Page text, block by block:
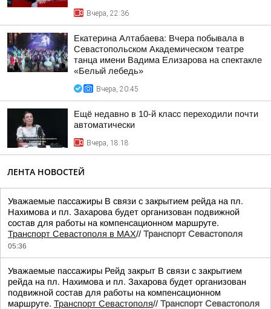
Вчера, 22:36
Екатерина Алтабаева: Вчера побывала в
Севастопольском Академическом театре
танца имени Вадима Елизарова на спектакле
«Белый лебедь»
Вчера, 20:45
Ещё недавно в 10-й класс переходили почти
автоматически
Вчера, 18:18
ЛЕНТА НОВОСТЕЙ
Уважаемые пассажиры В связи с закрытием рейда на пл.
Нахимова и пл. Захарова будет организован подвижной
состав для работы на компенсационном маршруте.
Транспорт Севастополя в MAX// Транспорт Севастополя
05:36
Уважаемые пассажиры Рейд закрыт В связи с закрытием
рейда на пл. Нахимова и пл. Захарова будет организован
подвижной состав для работы на компенсационном
маршруте. Транспорт Севастополя// Транспорт Севастополя